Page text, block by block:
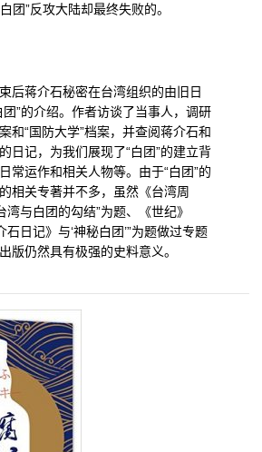
团”反攻大陆却最终失败的。
后蒋介石秘密在台湾组织的由旧日
团”的介绍。作者访谈了当事人，调研
和“国防大学”档案，并查阅蒋介石和
日记，为我们展现了“白团”的建立背
常运作和相关人物等。由于“白团”的
相关专著并不多，虽然《台湾周
湾与白团的勾结”为题、《世纪》
石日记》与‘神秘白团’”为题做过专题
版仍然具有极强的史料意义。